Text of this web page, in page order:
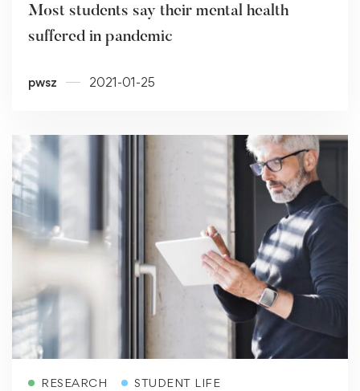
Most students say their mental health
suffered in pandemic
pwsz 2021-01-25
RESEARCH STUDENT LIFE